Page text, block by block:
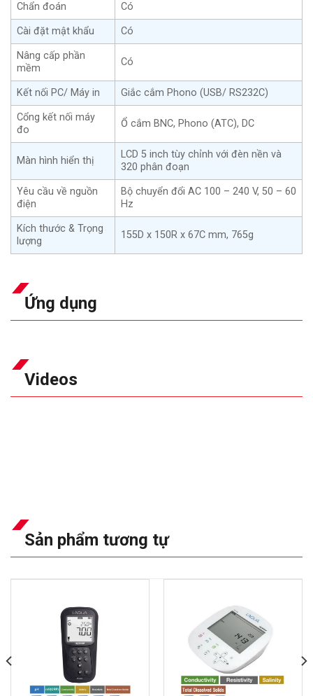
Chẩn đoán Có
Cài đặt mật khẩu Có
Nâng cấp phần
mềm
Có
Kết nối PC/ Máy in Giắc cắm Phono (USB/ RS232C)
Cổng kết nối máy
đo
Ổ cắm BNC, Phono (ATC), DC
Màn hình hiển thị
LCD 5 inch tùy chỉnh với đèn nền và
320 phân đoạn
Yêu cầu về nguồn
điện
Bộ chuyển đổi AC 100 – 240 V, 50 – 60
Hz
Kích thước & Trọng
lượng
155D x 150R x 67C mm, 765g
Ứng dụng
Videos
Sản phẩm tương tự